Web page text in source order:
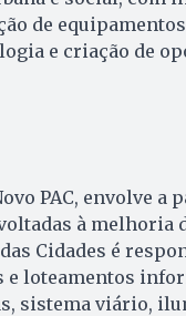
de
e criação de
PAC, envolve a
à melhoria
Cidades é
e loteamentos
sistema viário,